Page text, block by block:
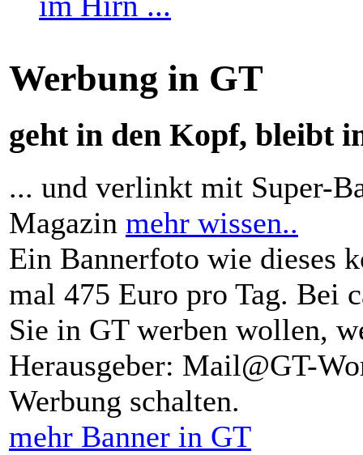
Werbung in GT
geht in den Kopf, bleibt
... und verlinkt mit Super-
Magazin mehr wissen..
Ein Bannerfoto wie dieses
mal 475 Euro pro Tag. Bei
Sie in GT werben wollen,
Herausgeber: Mail@GT-
Werbung schalten.
mehr Banner in GT